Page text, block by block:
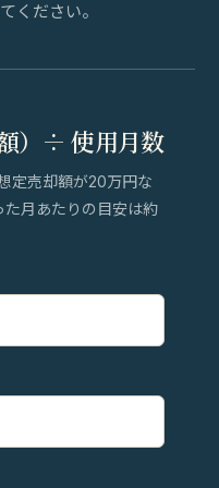
ください。
）÷ 使用月数
定売却額が20万円な
月あたりの目安は約